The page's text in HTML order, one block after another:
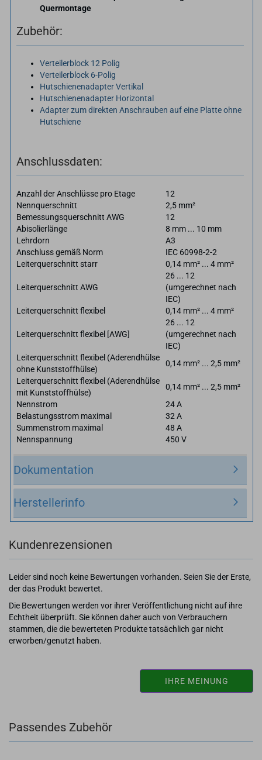
Quermontage
Zubehör:
Verteilerblock 12 Polig
Verteilerblock 6-Polig
Hutschienenadapter Vertikal
Hutschienenadapter Horizontal
Adapter zum direkten Anschrauben auf eine Platte ohne
Hutschiene
Anschlussdaten:
Anzahl der Anschlüsse pro Etage
12
Nennquerschnitt
2,5 mm²
Bemessungsquerschnitt AWG
12
Abisolierlänge
8 mm ... 10 mm
Lehrdorn
A3
Anschluss gemäß Norm
IEC 60998-2-2
Leiterquerschnitt starr
0,14 mm² ... 4 mm²
Leiterquerschnitt AWG
26 ... 12
(umgerechnet nach
IEC)
Leiterquerschnitt flexibel
0,14 mm² ... 4 mm²
Leiterquerschnitt flexibel [AWG]
26 ... 12
(umgerechnet nach
IEC)
Leiterquerschnitt flexibel (Aderendhülse
ohne Kunststoffhülse)
0,14 mm² ... 2,5 mm²
Leiterquerschnitt flexibel (Aderendhülse
mit Kunststoffhülse)
0,14 mm² ... 2,5 mm²
Nennstrom
24 A
Belastungsstrom maximal
32 A
Summenstrom maximal
48 A
Nennspannung
450 V
Dokumentation
Herstellerinfo
Kundenrezensionen
Leider sind noch keine Bewertungen vorhanden. Seien Sie der Erste,
der das Produkt bewertet.
Die Bewertungen werden vor ihrer Veröffentlichung nicht auf ihre
Echtheit überprüft. Sie können daher auch von Verbrauchern
stammen, die die bewerteten Produkte tatsächlich gar nicht
erworben/genutzt haben.
IHRE MEINUNG
Passendes Zubehör